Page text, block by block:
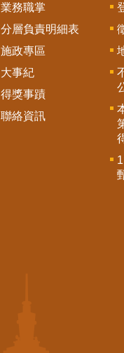
業務職掌
分層負責明細表
施政專區
大事紀
得獎事蹟
聯絡資訊